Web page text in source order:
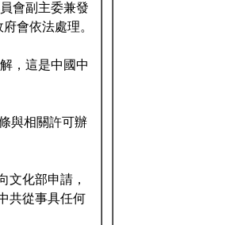
會副主委兼發
會依法處理。
，這是中國中
與相關許可辦
文化部申請，
共從事具任何